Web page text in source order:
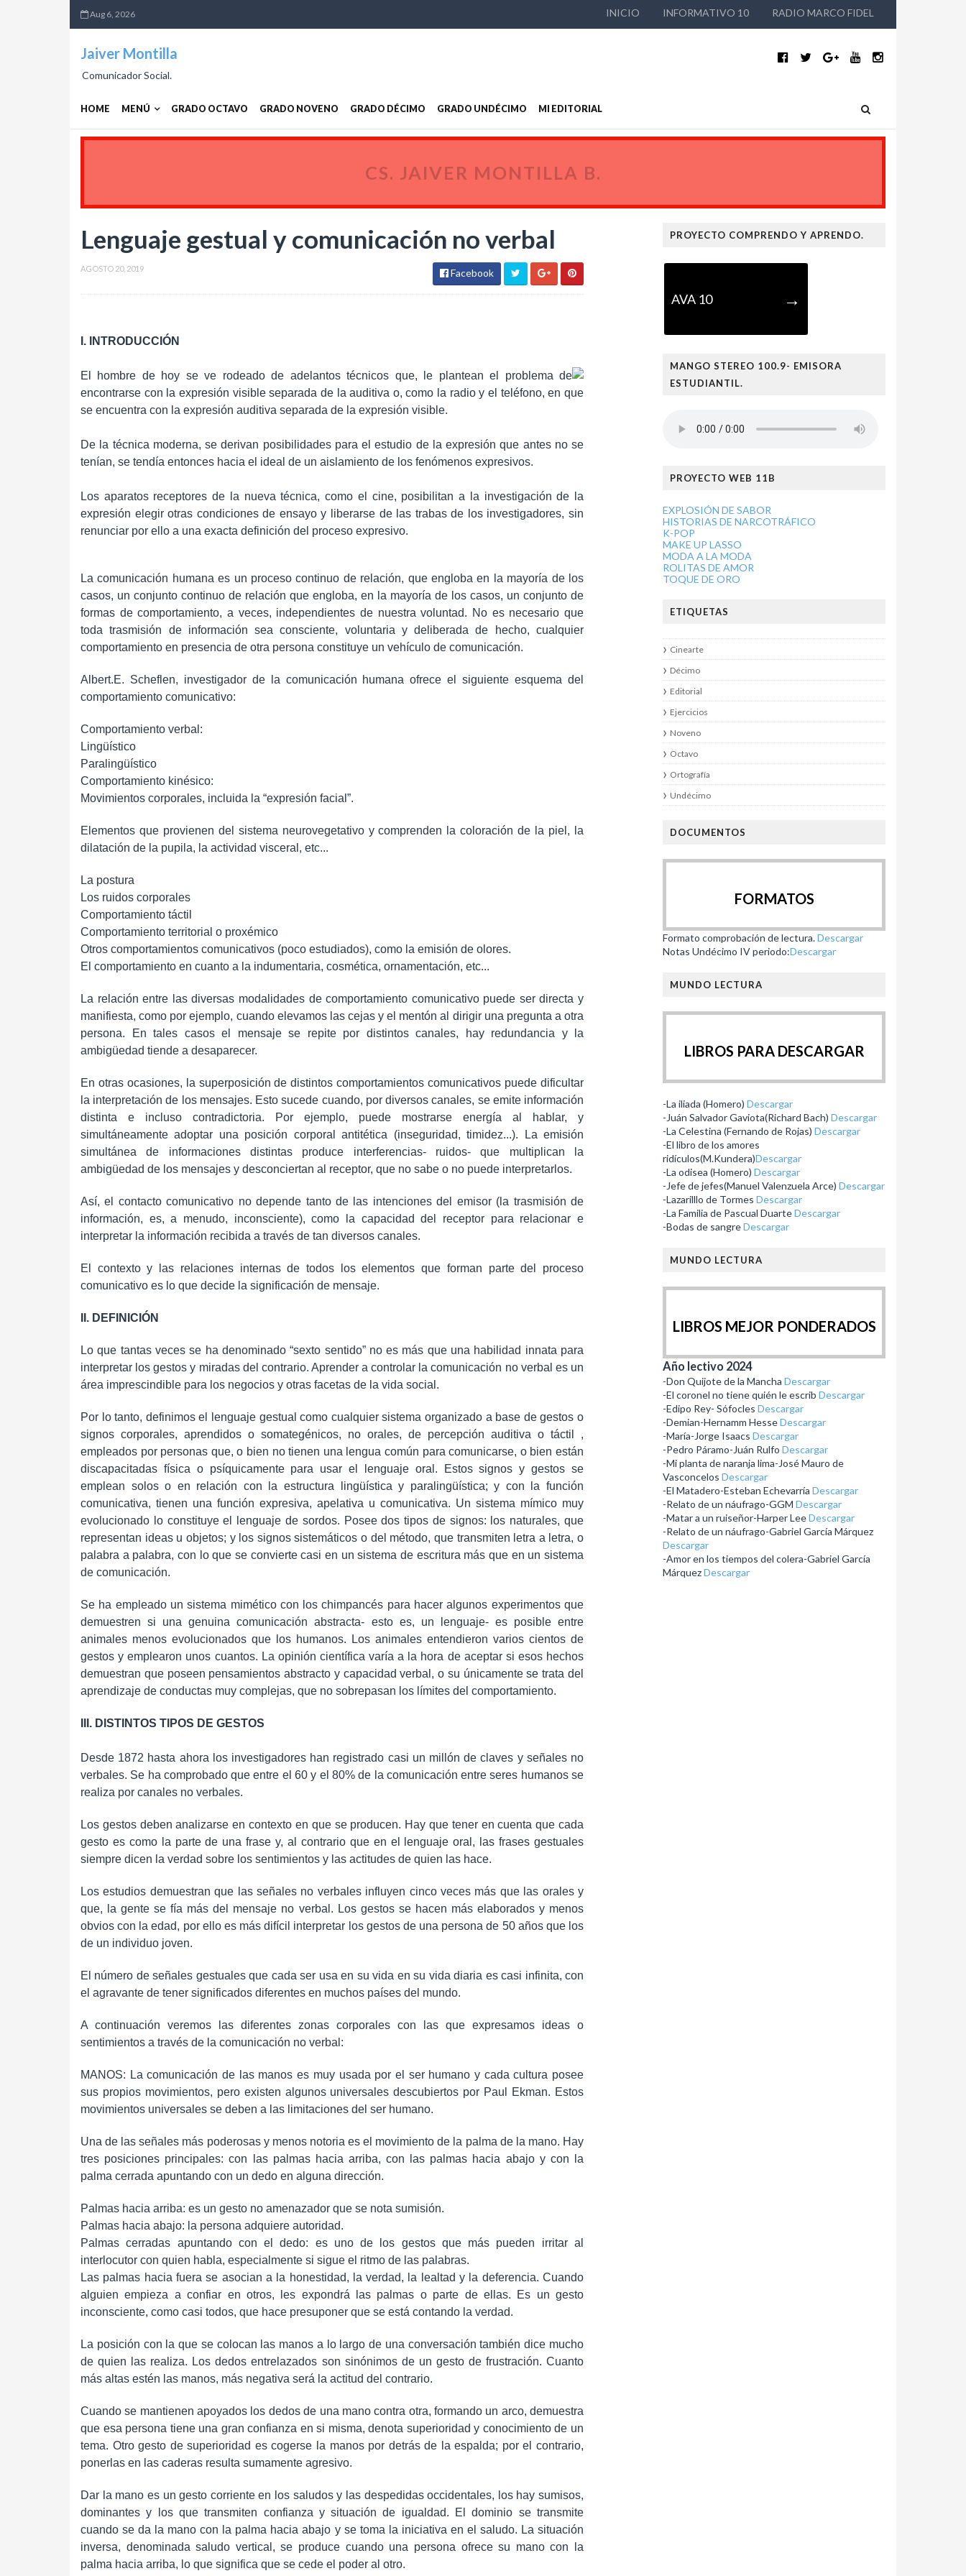
Aug 6, 2026 INICIO INFORMATIVO 10 RADIO MARCO FIDEL
Jaiver Montilla
Comunicador Social.
HOME MENÚ GRADO OCTAVO GRADO NOVENO GRADO DÉCIMO GRADO UNDÉCIMO MI EDITORIAL
CS. JAIVER MONTILLA B.
Lenguaje gestual y comunicación no verbal
AGOSTO 20, 2019 Facebook
I. INTRODUCCIÓN
El hombre de hoy se ve rodeado de adelantos técnicos que, le plantean el problema de
encontrarse con la expresión visible separada de la auditiva o, como la radio y el teléfono, en que
se encuentra con la expresión auditiva separada de la expresión visible.
De la técnica moderna, se derivan posibilidades para el estudio de la expresión que antes no se
tenían, se tendía entonces hacia el ideal de un aislamiento de los fenómenos expresivos.
Los aparatos receptores de la nueva técnica, como el cine, posibilitan a la investigación de la
expresión elegir otras condiciones de ensayo y liberarse de las trabas de los investigadores, sin
renunciar por ello a una exacta definición del proceso expresivo.
La comunicación humana es un proceso continuo de relación, que engloba en la mayoría de los
casos, un conjunto continuo de relación que engloba, en la mayoría de los casos, un conjunto de
formas de comportamiento, a veces, independientes de nuestra voluntad. No es necesario que
toda trasmisión de información sea consciente, voluntaria y deliberada de hecho, cualquier
comportamiento en presencia de otra persona constituye un vehículo de comunicación.
Albert.E. Scheflen, investigador de la comunicación humana ofrece el siguiente esquema del
comportamiento comunicativo:
Comportamiento verbal:
Lingüístico
Paralingüístico
Comportamiento kinésico:
Movimientos corporales, incluida la “expresión facial”.
Elementos que provienen del sistema neurovegetativo y comprenden la coloración de la piel, la
dilatación de la pupila, la actividad visceral, etc...
La postura
Los ruidos corporales
Comportamiento táctil
Comportamiento territorial o proxémico
Otros comportamientos comunicativos (poco estudiados), como la emisión de olores.
El comportamiento en cuanto a la indumentaria, cosmética, ornamentación, etc...
La relación entre las diversas modalidades de comportamiento comunicativo puede ser directa y
manifiesta, como por ejemplo, cuando elevamos las cejas y el mentón al dirigir una pregunta a otra
persona. En tales casos el mensaje se repite por distintos canales, hay redundancia y la
ambigüedad tiende a desaparecer.
En otras ocasiones, la superposición de distintos comportamientos comunicativos puede dificultar
la interpretación de los mensajes. Esto sucede cuando, por diversos canales, se emite información
distinta e incluso contradictoria. Por ejemplo, puede mostrarse energía al hablar, y
simultáneamente adoptar una posición corporal antitética (inseguridad, timidez...). La emisión
simultánea de informaciones distintas produce interferencias- ruidos- que multiplican la
ambigüedad de los mensajes y desconciertan al receptor, que no sabe o no puede interpretarlos.
Así, el contacto comunicativo no depende tanto de las intenciones del emisor (la trasmisión de
información, es, a menudo, inconsciente), como la capacidad del receptor para relacionar e
interpretar la información recibida a través de tan diversos canales.
El contexto y las relaciones internas de todos los elementos que forman parte del proceso
comunicativo es lo que decide la significación de mensaje.
II. DEFINICIÓN
Lo que tantas veces se ha denominado “sexto sentido” no es más que una habilidad innata para
interpretar los gestos y miradas del contrario. Aprender a controlar la comunicación no verbal es un
área imprescindible para los negocios y otras facetas de la vida social.
Por lo tanto, definimos el lenguaje gestual como cualquier sistema organizado a base de gestos o
signos corporales, aprendidos o somategénicos, no orales, de percepción auditiva o táctil ,
empleados por personas que, o bien no tienen una lengua común para comunicarse, o bien están
discapacitadas física o psíquicamente para usar el lenguaje oral. Estos signos y gestos se
emplean solos o en relación con la estructura lingüística y paralingüística; y con la función
comunicativa, tienen una función expresiva, apelativa u comunicativa. Un sistema mímico muy
evolucionado lo constituye el lenguaje de sordos. Posee dos tipos de signos: los naturales, que
representan ideas u objetos; y los signos sistemáticos o del método, que transmiten letra a letra, o
palabra a palabra, con lo que se convierte casi en un sistema de escritura más que en un sistema
de comunicación.
Se ha empleado un sistema mimético con los chimpancés para hacer algunos experimentos que
demuestren si una genuina comunicación abstracta- esto es, un lenguaje- es posible entre
animales menos evolucionados que los humanos. Los animales entendieron varios cientos de
gestos y emplearon unos cuantos. La opinión científica varía a la hora de aceptar si esos hechos
demuestran que poseen pensamientos abstracto y capacidad verbal, o su únicamente se trata del
aprendizaje de conductas muy complejas, que no sobrepasan los límites del comportamiento.
III. DISTINTOS TIPOS DE GESTOS
Desde 1872 hasta ahora los investigadores han registrado casi un millón de claves y señales no
verbales. Se ha comprobado que entre el 60 y el 80% de la comunicación entre seres humanos se
realiza por canales no verbales.
Los gestos deben analizarse en contexto en que se producen. Hay que tener en cuenta que cada
gesto es como la parte de una frase y, al contrario que en el lenguaje oral, las frases gestuales
siempre dicen la verdad sobre los sentimientos y las actitudes de quien las hace.
Los estudios demuestran que las señales no verbales influyen cinco veces más que las orales y
que, la gente se fía más del mensaje no verbal. Los gestos se hacen más elaborados y menos
obvios con la edad, por ello es más difícil interpretar los gestos de una persona de 50 años que los
de un individuo joven.
El número de señales gestuales que cada ser usa en su vida en su vida diaria es casi infinita, con
el agravante de tener significados diferentes en muchos países del mundo.
A continuación veremos las diferentes zonas corporales con las que expresamos ideas o
sentimientos a través de la comunicación no verbal:
MANOS: La comunicación de las manos es muy usada por el ser humano y cada cultura posee
sus propios movimientos, pero existen algunos universales descubiertos por Paul Ekman. Estos
movimientos universales se deben a las limitaciones del ser humano.
Una de las señales más poderosas y menos notoria es el movimiento de la palma de la mano. Hay
tres posiciones principales: con las palmas hacia arriba, con las palmas hacia abajo y con la
palma cerrada apuntando con un dedo en alguna dirección.
Palmas hacia arriba: es un gesto no amenazador que se nota sumisión.
Palmas hacia abajo: la persona adquiere autoridad.
Palmas cerradas apuntando con el dedo: es uno de los gestos que más pueden irritar al
interlocutor con quien habla, especialmente si sigue el ritmo de las palabras.
Las palmas hacia fuera se asocian a la honestidad, la verdad, la lealtad y la deferencia. Cuando
alguien empieza a confiar en otros, les expondrá las palmas o parte de ellas. Es un gesto
inconsciente, como casi todos, que hace presuponer que se está contando la verdad.
La posición con la que se colocan las manos a lo largo de una conversación también dice mucho
de quien las realiza. Los dedos entrelazados son sinónimos de un gesto de frustración. Cuanto
más altas estén las manos, más negativa será la actitud del contrario.
Cuando se mantienen apoyados los dedos de una mano contra otra, formando un arco, demuestra
que esa persona tiene una gran confianza en si misma, denota superioridad y conocimiento de un
tema. Otro gesto de superioridad es cogerse la manos por detrás de la espalda; por el contrario,
ponerlas en las caderas resulta sumamente agresivo.
Dar la mano es un gesto corriente en los saludos y las despedidas occidentales, los hay sumisos,
dominantes y los que transmiten confianza y situación de igualdad. El dominio se transmite
cuando se da la mano con la palma hacia abajo y se toma la iniciativa en el saludo. La situación
inversa, denominada saludo vertical, se produce cuando una persona ofrece su mano con la
palma hacia arriba, lo que significa que se cede el poder al otro.
PROYECTO COMPRENDO Y APRENDO.
AVA 10 →
MANGO STEREO 100.9- EMISORA
ESTUDIANTIL.
PROYECTO WEB 11B
EXPLOSIÓN DE SABOR
HISTORIAS DE NARCOTRÁFICO
K-POP
MAKE UP LASSO
MODA A LA MODA
ROLITAS DE AMOR
TOQUE DE ORO
ETIQUETAS
Cinearte
Décimo
Editorial
Ejercicios
Noveno
Octavo
Ortografía
Undécimo
DOCUMENTOS
FORMATOS
Formato comprobación de lectura.Descargar
Notas Undécimo IV periodo:Descargar
MUNDO LECTURA
LIBROS PARA DESCARGAR
-La iliada (Homero) Descargar
-Juán Salvador Gaviota(Richard Bach) Descargar
-La Celestina (Fernando de Rojas) Descargar
-El libro de los amores
ridículos(M.Kundera)Descargar
-La odisea (Homero) Descargar
-Jefe de jefes(Manuel Valenzuela Arce) Descargar
-Lazarilllo de Tormes Descargar
-La Familia de Pascual DuarteDescargar
-Bodas de sangreDescargar
MUNDO LECTURA
LIBROS MEJOR PONDERADOS
Año lectivo 2024
-Don Quijote de la Mancha Descargar
-El coronel no tiene quién le escrib Descargar
-Edipo Rey- Sófocles Descargar
-Demian-Hernamm HesseDescargar
-María-Jorge Isaacs Descargar
-Pedro Páramo-Juán Rulfo Descargar
-Mi planta de naranja lima-José Mauro de
Vasconcelos Descargar
-El Matadero-Esteban Echevarría Descargar
-Relato de un náufrago-GGM Descargar
-Matar a un ruiseñor-Harper LeeDescargar
-Relato de un náufrago-Gabriel García Márquez
Descargar
-Amor en los tiempos del colera-Gabriel García
MárquezDescargar